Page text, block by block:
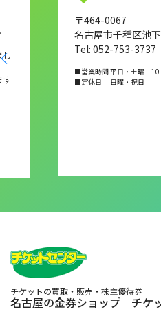
し
す
〒464-0067
名古屋市千種区池
Tel: 052-753-3737
■営業時間 平日・土曜 10
■定休日 日曜・祝日
チケットの買取・販売・株主優待券
名古屋の金券ショップ チケ